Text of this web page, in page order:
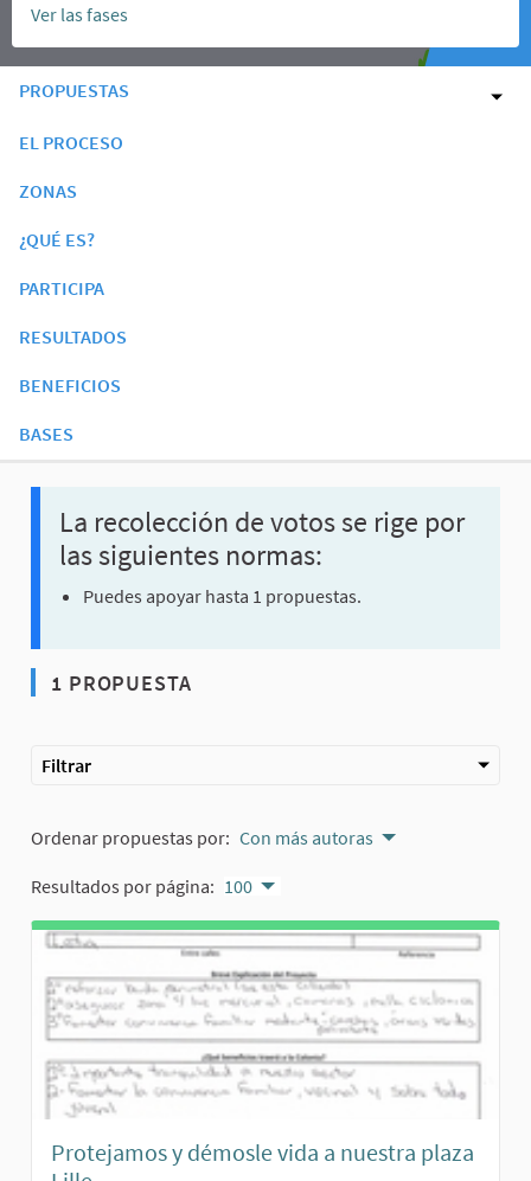
Ver las fases
PROPUESTAS
EL PROCESO
ZONAS
¿QUÉ ES?
PARTICIPA
RESULTADOS
BENEFICIOS
BASES
La recolección de votos se rige por
las siguientes normas:
Puedes apoyar hasta 1 propuestas.
1 PROPUESTA
Filtrar
Ordenar propuestas por: Con más autoras
Resultados por página: 100
Protejamos y démosle vida a nuestra plaza